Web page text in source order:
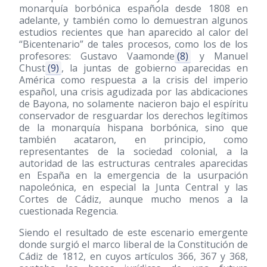
monarquía borbónica española desde 1808 en
adelante, y también como lo demuestran algunos
estudios recientes que han aparecido al calor del
“Bicentenario” de tales procesos, como los de los
profesores: Gustavo Vaamonde (8)
y Manuel
Chust(9) , la juntas de gobierno aparecidas en
América como respuesta a la crisis del imperio
español, una crisis agudizada por las abdicaciones
de Bayona, no solamente nacieron bajo el espíritu
conservador de resguardar los derechos legítimos
de la monarquía hispana borbónica, sino que
también acataron, en principio, como
representantes de la sociedad colonial, a la
autoridad de las estructuras centrales aparecidas
en España en la emergencia de la usurpación
napoleónica, en especial la Junta Central y las
Cortes de Cádiz, aunque mucho menos a la
cuestionada Regencia.
Siendo el resultado de este escenario emergente
donde surgió el marco liberal de la Constitución de
Cádiz de 1812, en cuyos artículos 366, 367 y 368,